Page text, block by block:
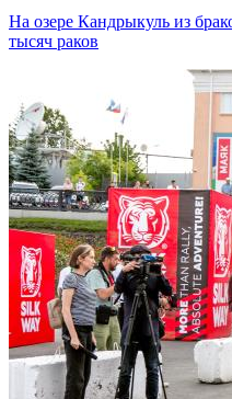
На озере Кандрыкуль из
тысяч раков